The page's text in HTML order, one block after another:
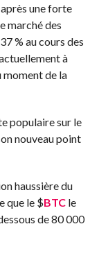
une forte
marché des
% au cours des
à
moment de la
populaire sur le
nouveau point
haussière du
que le $BTCle
de 80 000